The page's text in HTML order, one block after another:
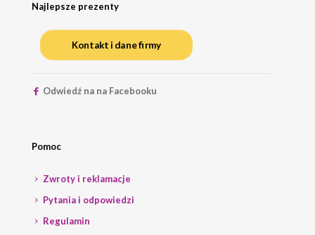
Najlepsze prezenty
Kontakt i dane firmy
Odwiedź na na Facebooku
Pomoc
Zwroty i reklamacje
Pytania i odpowiedzi
Regulamin